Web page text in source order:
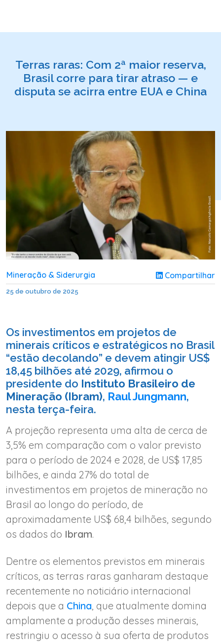
Terras raras: Com 2ª maior reserva,
Brasil corre para tirar atraso — e
disputa se acirra entre EUA e China
Mineração & Siderurgia Compartilhar
25 de outubro de 2025
Os investimentos em projetos de
minerais críticos e estratégicos no Brasil
“estão decolando” e devem atingir US$
18,45 bilhões até 2029, afirmou o
presidente do Instituto Brasileiro de
Mineração (Ibram), Raul Jungmann,
nesta terça-feira.
A projeção representa uma alta de cerca de
3,5% em comparação com o valor previsto
para o período de 2024 e 2028, de US$ 17,85
bilhões, e ainda 27% do total de
investimentos em projetos de mineração no
Brasil ao longo do período, de
aproximadamente US$ 68,4 bilhões, segundo
os dados do Ibram.
Dentre os elementos previstos em minerais
críticos, as terras raras ganharam destaque
recentemente no noticiário internacional
depois que a China , que atualmente domina
amplamente a produção desses minerais,
restringiu o acesso à sua oferta de produtos